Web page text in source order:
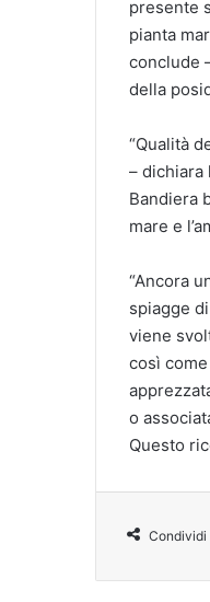
presente
pianta
conclude
della
“Qualità
– dichiara
Bandiera
mare e
“Ancora
spiagge
viene
così
o
Questo
Condividi